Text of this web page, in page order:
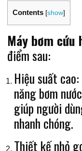
Contents [show]
Máy bơm cứu
điểm sau:
Hiệu suất
năng bơm
giúp người
nhanh chóng.
Thiết kế nhỏ